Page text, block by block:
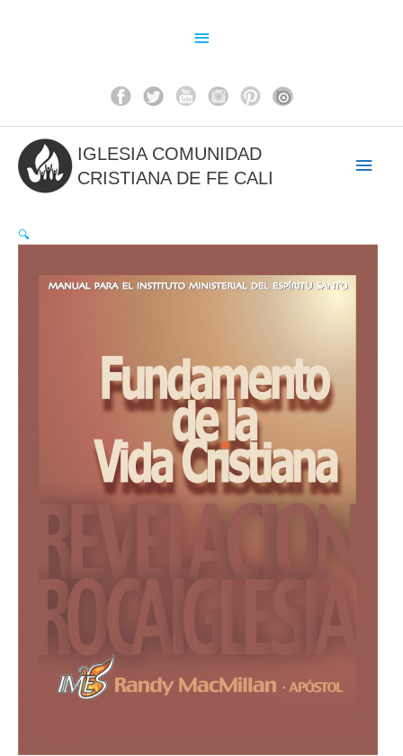
Above
IGLESIA COMUNIDAD
CRISTIANA DE FE CALI
🔍